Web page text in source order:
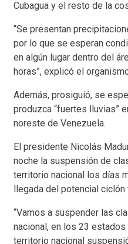
Cubagua y el resto de la
“Se presentan
por lo que se esperan
en algún lugar dentro del
horas”, explicó el
Además, prosiguió, se
produzca “fuertes lluvias”
noreste de Venezuela.
El presidente Nicolás
noche la suspensión de
territorio nacional los días
llegada del potencial ciclón
“Vamos a suspender las
nacional, en los 23
territorio nacional